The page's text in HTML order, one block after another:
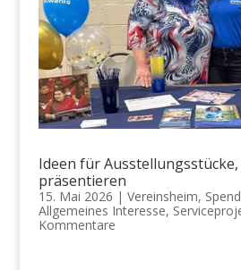
Ideen für
präsentieren
15. Mai 2026 | Vereinsheim,
Allgemeines Interesse,
Kommentare